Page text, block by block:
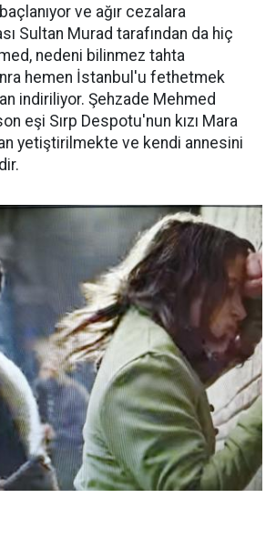
ve ağır cezalara
Sultan Murad tarafından da hiç
nedeni bilinmez tahta
hemen İstanbul'u fethetmek
indiriliyor. Şehzade Mehmed
eşi Sırp Despotu'nun kızı Mara
yetiştirilmekte ve kendi annesini